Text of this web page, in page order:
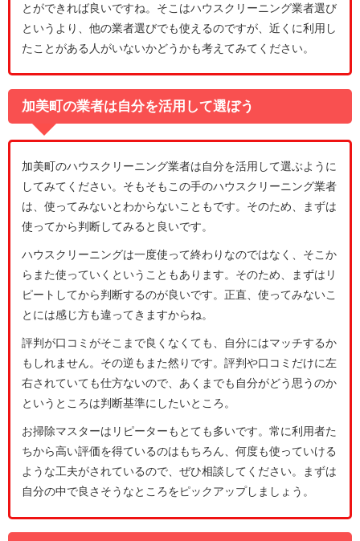
とができれば良いですね。そこはハウスクリーニング業者選び
というより、他の業者選びでも使えるのですが、近くに利用し
たことがある人がいないかどうかも考えてみてください。
加美町の業者は自分を活用して選ぼう
加美町のハウスクリーニング業者は自分を活用して選ぶように
してみてください。そもそもこの手のハウスクリーニング業者
は、使ってみないとわからないこともです。そのため、まずは
使ってから判断してみると良いです。
ハウスクリーニングは一度使って終わりなのではなく、そこか
らまた使っていくということもあります。そのため、まずはリ
ピートしてから判断するのが良いです。正直、使ってみないこ
とには感じ方も違ってきますからね。
評判が口コミがそこまで良くなくても、自分にはマッチするか
もしれません。その逆もまた然りです。評判や口コミだけに左
右されていても仕方ないので、あくまでも自分がどう思うのか
というところは判断基準にしたいところ。
お掃除マスターはリピーターもとても多いです。常に利用者た
ちから高い評価を得ているのはもちろん、何度も使っていける
ような工夫がされているので、ぜひ相談してください。まずは
自分の中で良さそうなところをピックアップしましょう。